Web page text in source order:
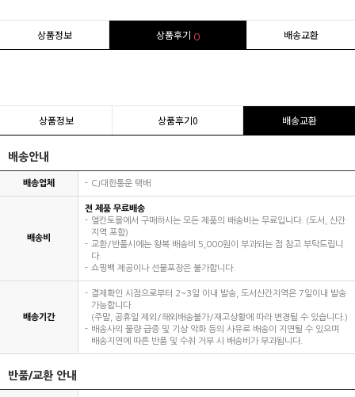
상품정보 상품후기 0 배송교환
상품정보 상품후기0 배송교환
배송안내
배송업체 CJ대한통운 택배
배송비
전 제품 무료배송
엘칸토몰에서 구매하시는 모든 제품의 배송비는 무료입니다. (도서, 산간
지역 포함)
교환/반품시에는 왕복 배송비 5,000원이 부과되는 점 참고 부탁드립니
다.
쇼핑백 제공이나 선물포장은 불가합니다.
배송기간
결제확인 시점으로부터 2~3일 이내 발송, 도서산간지역은 7일이내 발송
가능합니다.
(주말, 공휴일 제외/해외배송불가/재고상황에 따라 변경될 수 있습니다.)
배송사의 물량 급증 및 기상 악화 등의 사유로 배송이 지연될 수 있으며
배송지연에 따른 반품 및 수취 거부 시 배송비가 부과됩니다.
반품/교환 안내